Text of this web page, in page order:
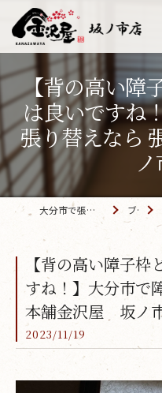
【背の高い障
は良いですね
張り替えなら
大分市で張替えなら「金沢屋 坂ノ市店」 ブログ
【背の高い障子
すね！】大分市で
本舗金沢屋 坂ノ
2023/11/19